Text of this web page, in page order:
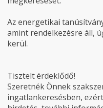
Az energetikai
amint rendelkezésre áll,
kerül.
Tisztelt érdeklődő!
Szeretnék Önnek
ingatlankeresésben,